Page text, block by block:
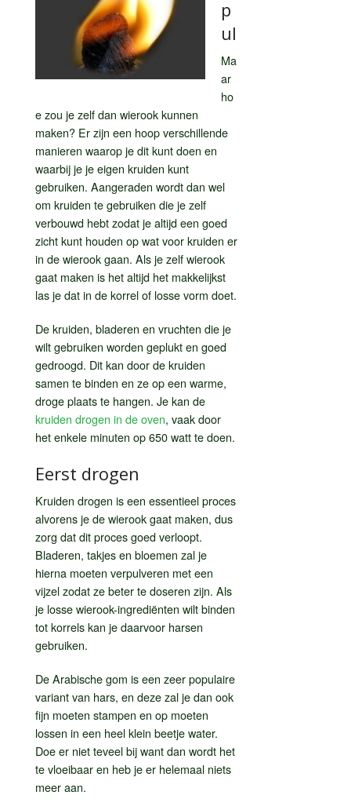
p
ul
Ma
ar
ho
e zou je zelf dan wierook kunnen
maken? Er zijn een hoop verschillende
manieren waarop je dit kunt doen en
waarbij je je eigen kruiden kunt
gebruiken. Aangeraden wordt dan wel
om kruiden te gebruiken die je zelf
verbouwd hebt zodat je altijd een goed
zicht kunt houden op wat voor kruiden er
in de wierook gaan. Als je zelf wierook
gaat maken is het altijd het makkelijkst
las je dat in de korrel of losse vorm doet.
De kruiden, bladeren en vruchten die je
wilt gebruiken worden geplukt en goed
gedroogd. Dit kan door de kruiden
samen te binden en ze op een warme,
droge plaats te hangen. Je kan de
kruiden drogen in de oven, vaak door
het enkele minuten op 650 watt te doen.
Eerst drogen
Kruiden drogen is een essentieel proces
alvorens je de wierook gaat maken, dus
zorg dat dit proces goed verloopt.
Bladeren, takjes en bloemen zal je
hierna moeten verpulveren met een
vijzel zodat ze beter te doseren zijn. Als
je losse wierook-ingrediënten wilt binden
tot korrels kan je daarvoor harsen
gebruiken.
De Arabische gom is een zeer populaire
variant van hars, en deze zal je dan ook
fijn moeten stampen en op moeten
lossen in een heel klein beetje water.
Doe er niet teveel bij want dan wordt het
te vloeibaar en heb je er helemaal niets
meer aan.